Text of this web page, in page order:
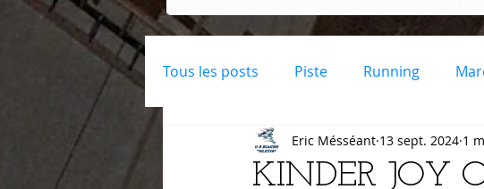
Tous les posts Piste Running
salle
KINDER JOY
Eric Mésséant 13 sept. 2024 1